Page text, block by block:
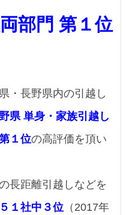
部門 第１位
・長野県内の引越し
県 単身・家族引越し
１位の高評価を頂い
長距離引越しなどを
１社中３位 （2017年